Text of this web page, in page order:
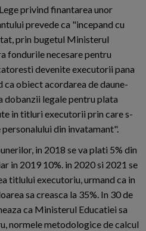
privind finantarea unor
prevede ca "incepand cu
prin bugetul Ministerul
fondurile necesare pentru
devenite executorii pana
ca obiect acordarea de daune-
legale pentru plata
in titluri executorii prin care s-
din invatamant".
in 2018 se va plati 5% din
in 2019 10%. in 2020 si 2021 se
titlului executoriu, urmand ca in
sa creasca la 35%. In 30 de
ca Ministerul Educatiei sa
normele metodologice de calcul